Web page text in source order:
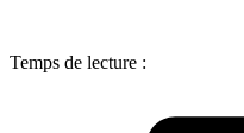
Temps de lecture :